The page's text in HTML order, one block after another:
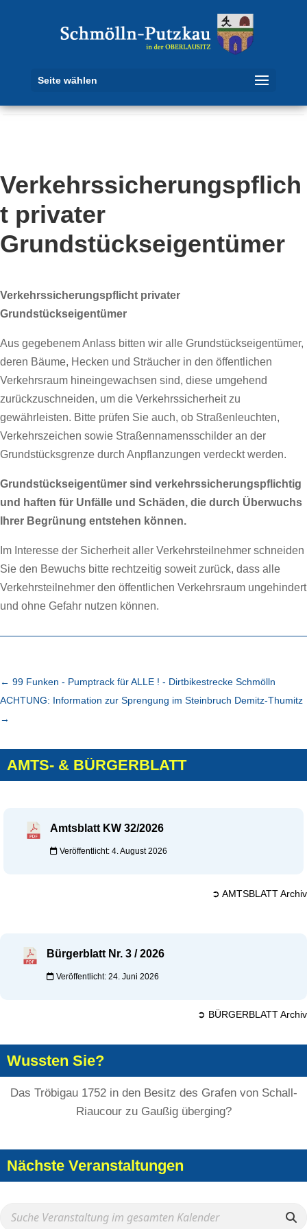
Seite wählen
Verkehrssicherungspflich
t privater
Grundstückseigentümer
Verkehrssicherungspflicht privater
Grundstückseigentümer
Aus gegebenem Anlass bitten wir alle Grundstückseigentümer,
deren Bäume, Hecken und Sträucher in den öffentlichen
Verkehrsraum hineingewachsen sind, diese umgehend
zurückzuschneiden, um die Verkehrssicherheit zu
gewährleisten. Bitte prüfen Sie auch, ob Straßenleuchten,
Verkehrszeichen sowie Straßennamensschilder an der
Grundstücksgrenze durch Anpflanzungen verdeckt werden.
Grundstückseigentümer sind verkehrssicherungspflichtig
und haften für Unfälle und Schäden, die durch Überwuchs
Ihrer Begrünung entstehen können.
Im Interesse der Sicherheit aller Verkehrsteilnehmer schneiden
Sie den Bewuchs bitte rechtzeitig soweit zurück, dass alle
Verkehrsteilnehmer den öffentlichen Verkehrsraum ungehindert
und ohne Gefahr nutzen können.
← 99 Funken - Pumptrack für ALLE ! - Dirtbikestrecke Schmölln
ACHTUNG: Information zur Sprengung im Steinbruch Demitz-Thumitz
→
AMTS- & BÜRGERBLATT
Amtsblatt KW 32/2026
Veröffentlicht: 4. August 2026
➲ AMTSBLATT Archiv
Bürgerblatt Nr. 3 / 2026
Veröffentlicht: 24. Juni 2026
➲ BÜRGERBLATT Archiv
Wussten Sie?
Das Tröbigau 1752 in den Besitz des Grafen von Schall-
Riaucour zu Gaußig überging?
Nächste Veranstaltungen